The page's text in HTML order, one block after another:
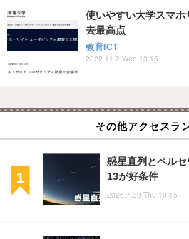
使いやすい大学スマ
去最高点
教育ICT
2022.11.2 Wed 13:15
その他アクセスラ
惑星直列とペル
13が好条件
2026.7.30 Thu 10:15